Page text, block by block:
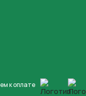
к оплате